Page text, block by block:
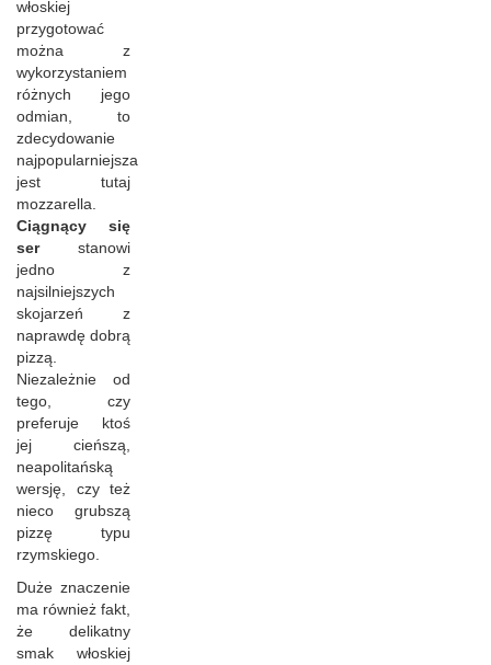
włoskiej
przygotować
można z
wykorzystaniem
różnych jego
odmian, to
zdecydowanie
najpopularniejsza
jest tutaj
mozzarella.
Ciągnący się
serstanowi
jedno z
najsilniejszych
skojarzeń z
naprawdę dobrą
pizzą.
Niezależnie od
tego, czy
preferuje ktoś
jej cieńszą,
neapolitańską
wersję, czy też
nieco grubszą
pizzę typu
rzymskiego.
Duże znaczenie
ma również fakt,
że delikatny
smak włoskiej